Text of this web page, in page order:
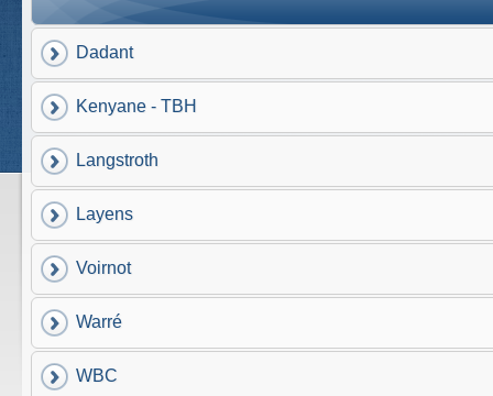
Dadant
Kenyane - TBH
Langstroth
Layens
Voirnot
Warré
WBC